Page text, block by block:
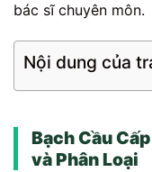
bác sĩ chuyên môn.
Nội dung của
Bạch Cầu
và Phân Loại